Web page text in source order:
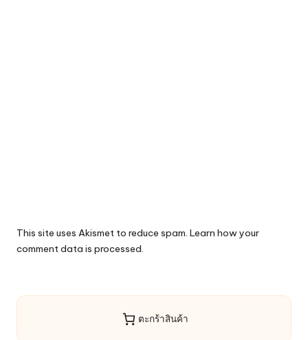
This site uses Akismet to reduce spam. Learn how your
comment data is processed.
ตะกร้าสินค้า